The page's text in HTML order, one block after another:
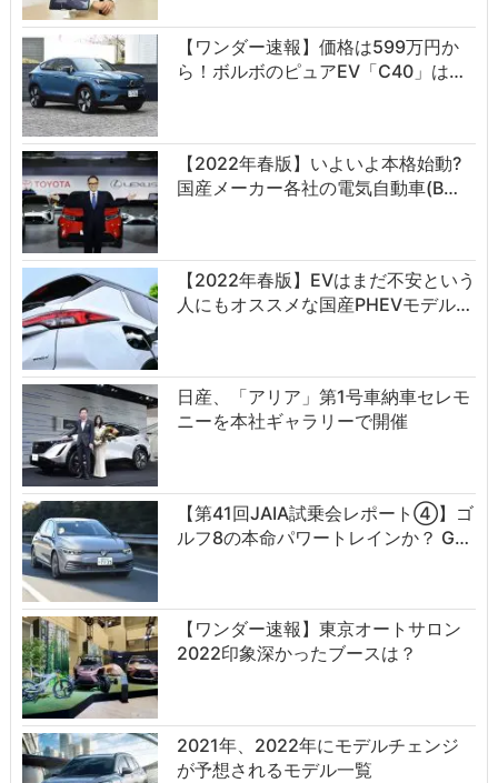
【ワンダー速報】価格は599万円か
ら！ボルボのピュアEV「C40」は…
【2022年春版】いよいよ本格始動?
国産メーカー各社の電気自動車(B…
【2022年春版】EVはまだ不安という
人にもオススメな国産PHEVモデル…
日産、「アリア」第1号車納車セレモ
ニーを本社ギャラリーで開催
【第41回JAIA試乗会レポート④】ゴ
ルフ8の本命パワートレインか？ G…
【ワンダー速報】東京オートサロン
2022印象深かったブースは？
2021年、2022年にモデルチェンジ
が予想されるモデル一覧